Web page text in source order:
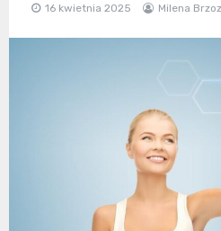
16 kwietnia 2025 Milena